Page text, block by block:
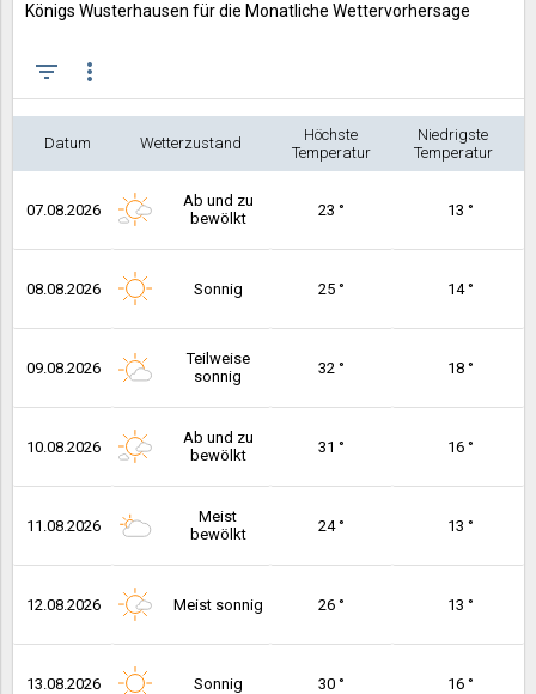
Königs Wusterhausen für die Monatliche Wettervorhersage
filter_list more_vert
Datum Wetterzustand
Höchste
Temperatur
Niedrigste
Temperatur
07.08.2026
Ab und zu
bewölkt
23 ° 13 °
08.08.2026 Sonnig 25 ° 14 °
09.08.2026
Teilweise
sonnig
32 ° 18 °
10.08.2026
Ab und zu
bewölkt
31 ° 16 °
11.08.2026
Meist
bewölkt
24 ° 13 °
12.08.2026 Meist sonnig 26 ° 13 °
13.08.2026 Sonnig 30 ° 16 °